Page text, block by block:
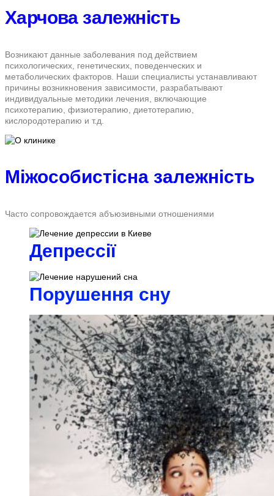
Харчова залежність
Возникают данные заболевания под действием
психологических, генетических, поведенческих и
метаболических факторов. Наши специалисты устанавливают
причины возникновения зависимости, разрабатывают
индивидуальные методики лечения, включающие
психотерапию, физиотерапию, диетотерапию,
кислородотерапию и т.д.
Міжособистісна залежність
Часто сопровождается абъюзивными отношениями
Депрессії
Порушення сну